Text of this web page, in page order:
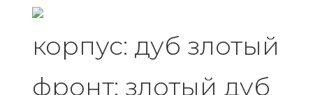
корпус: дуб злотый
фронт: злотый дуб